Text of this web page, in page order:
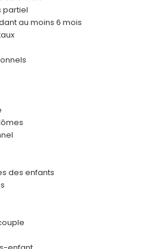
partiel
au moins 6 mois
des enfants